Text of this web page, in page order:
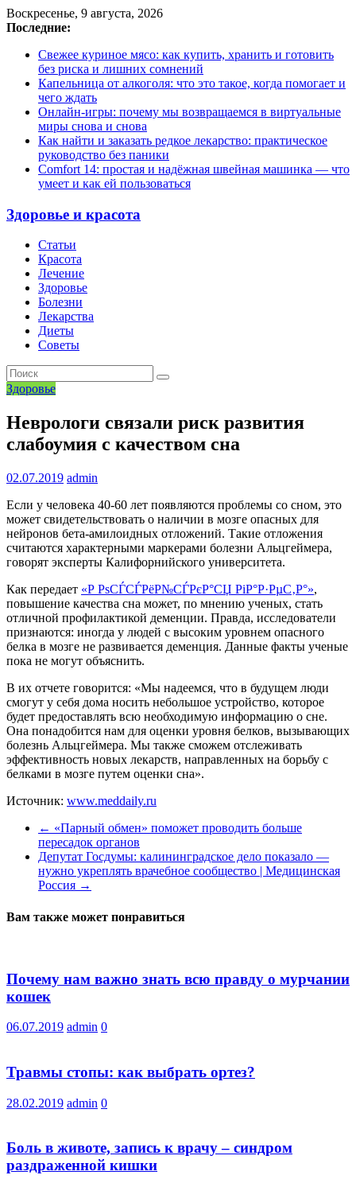
Воскресенье, 9 августа, 2026
Последние:
Свежее куриное мясо: как купить, хранить и готовить
без риска и лишних сомнений
Капельница от алкоголя: что это такое, когда помогает и
чего ждать
Онлайн-игры: почему мы возвращаемся в виртуальные
миры снова и снова
Как найти и заказать редкое лекарство: практическое
руководство без паники
Comfort 14: простая и надёжная швейная машинка — что
умеет и как ей пользоваться
Здоровье и красота
Статьи
Красота
Лечение
Здоровье
Болезни
Лекарства
Диеты
Советы
Здоровье
Неврологи связали риск развития
слабоумия с качеством сна
02.07.2019 admin
Если у человека 40-60 лет появляются проблемы со сном, это
может свидетельствовать о наличии в мозге опасных для
нейронов бета-амилоидных отложений. Такие отложения
считаются характерными маркерами болезни Альцгеймера,
говорят эксперты Калифорнийского университета.
Как передает «Р РѕСЃСЃРёР№СЃРєР°СЏ РіР°Р·РµС‚Р°»,
повышение качества сна может, по мнению ученых, стать
отличной профилактикой деменции. Правда, исследователи
признаются: иногда у людей с высоким уровнем опасного
белка в мозге не развивается деменция. Данные факты ученые
пока не могут объяснить.
В их отчете говорится: «Мы надеемся, что в будущем люди
смогут у себя дома носить небольшое устройство, которое
будет предоставлять всю необходимую информацию о сне.
Она понадобится нам для оценки уровня белков, вызывающих
болезнь Альцгеймера. Мы также сможем отслеживать
эффективность новых лекарств, направленных на борьбу с
белками в мозге путем оценки сна».
Источник: www.meddaily.ru
← «Парный обмен» поможет проводить больше
пересадок органов
Депутат Госдумы: калининградское дело показало —
нужно укреплять врачебное сообщество | Медицинская
Россия →
Вам также может понравиться
Почему нам важно знать всю правду о мурчании
кошек
06.07.2019 admin 0
Травмы стопы: как выбрать ортез?
28.02.2019 admin 0
Боль в животе, запись к врачу – синдром
раздраженной кишки